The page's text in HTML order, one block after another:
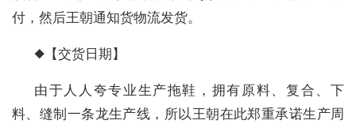
付，然后王朝通知货物流发货。
◆【交货日期】
由于人人夸专业生产拖鞋，拥有原料、复合、下
料、缝制一条龙生产线，所以王朝在此郑重承诺生产周